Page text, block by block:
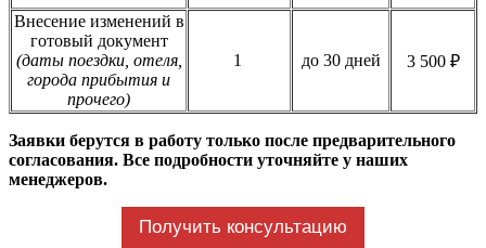
Внесение изменений в
готовый документ
(даты поездки, отеля,
города прибытия и
прочего)
1 до 30 дней 3 500 ₽
Заявки берутся в работу только после предварительного
согласования. Все подробности уточняйте у наших
менеджеров.
Получить консультацию